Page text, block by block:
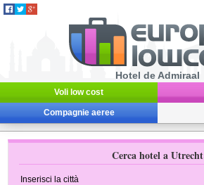
Hotel de Admiraal
Voli low cost
Compagnie aeree
Cerca hotel a Utrecht
Inserisci la città